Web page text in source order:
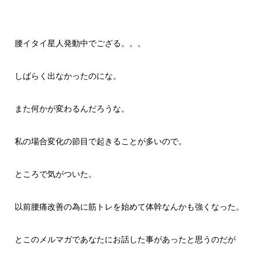
腰イタイ星人発動中でござる。。。
しばらく出なかったのにな。
また何かが変わるんだろうな。
私の場合変化の節目で起きることが多いので。
ところで気がついた。
以前腰痛改善の為に筋トレを始めて体幹なんかも強くなった。
とこのメルマガであなたにお話した事があったと思うのだが